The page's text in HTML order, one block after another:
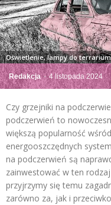
Redakcja - 4 listopada 2024
Oświetlenie, lampy do terrarium
Czy grzejniki na
podczerwień to
większą popularność
energooszczędnych
na podczerwień są
zainwestować w ten
przyjrzymy się temu
zarówno za, jak i